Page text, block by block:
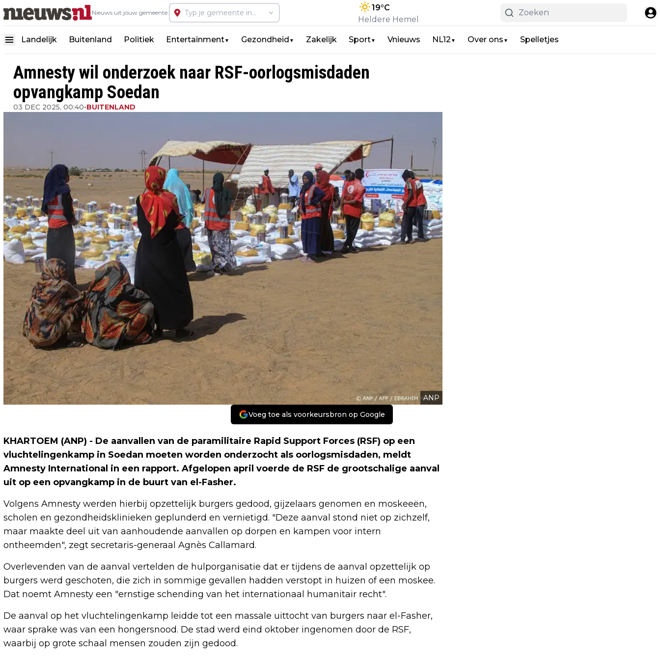
Nieuws uit jouw gemeente:
19°C
Heldere Hemel
Landelijk Buitenland Politiek Entertainment▼ Gezondheid ▼ Zakelijk Sport▼ Vnieuws NL12 ▼ Over ons ▼ Spelletjes
Amnesty wil onderzoek naar RSF-oorlogsmisdaden
opvangkamp Soedan
03 DEC 2025, 00:40•BUITENLAND
ANP
Voeg toe als voorkeursbron op Google
KHARTOEM (ANP) - De aanvallen van de paramilitaire Rapid Support Forces (RSF) op een
vluchtelingenkamp in Soedan moeten worden onderzocht als oorlogsmisdaden, meldt
Amnesty International in een rapport. Afgelopen april voerde de RSF de grootschalige aanval
uit op een opvangkamp in de buurt van el-Fasher.
Volgens Amnesty werden hierbij opzettelijk burgers gedood, gijzelaars genomen en moskeeën,
scholen en gezondheidsklinieken geplunderd en vernietigd. "Deze aanval stond niet op zichzelf,
maar maakte deel uit van aanhoudende aanvallen op dorpen en kampen voor intern
ontheemden", zegt secretaris-generaal Agnès Callamard.
Overlevenden van de aanval vertelden de hulporganisatie dat er tijdens de aanval opzettelijk op
burgers werd geschoten, die zich in sommige gevallen hadden verstopt in huizen of een moskee.
Dat noemt Amnesty een "ernstige schending van het internationaal humanitair recht".
De aanval op het vluchtelingenkamp leidde tot een massale uittocht van burgers naar el-Fasher,
waar sprake was van een hongersnood. De stad werd eind oktober ingenomen door de RSF,
waarbij op grote schaal mensen zouden zijn gedood.